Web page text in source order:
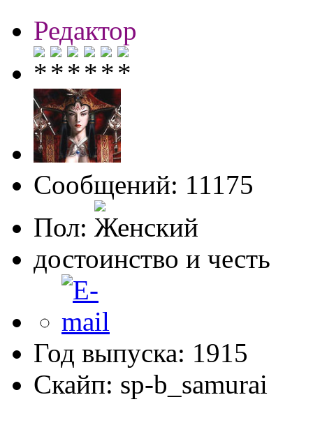
Редактор
Сообщений: 11175
Пол:
достоинство и честь
Год выпуска: 1915
Скайп: sp-b_samurai